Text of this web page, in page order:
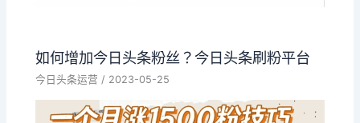
如何增加今日头条粉丝？今日头条刷粉平台
今日头条运营 / 2023-05-25